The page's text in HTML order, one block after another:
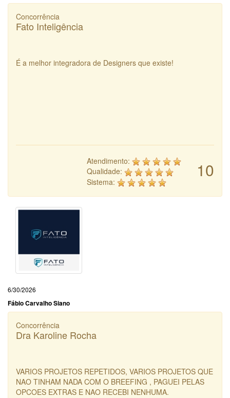
Concorrência
Fato Inteligência
É a melhor integradora de Designers que existe!
10
Atendimento:
Qualidade:
Sistema:
6/30/2026
Fábio Carvalho Siano
Concorrência
Dra Karoline Rocha
VARIOS PROJETOS REPETIDOS, VARIOS PROJETOS QUE
NAO TINHAM NADA COM O BREEFING , PAGUEI PELAS
OPCOES EXTRAS E NAO RECEBI NENHUMA.